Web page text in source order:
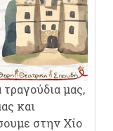
μας,
και
στην Χίο